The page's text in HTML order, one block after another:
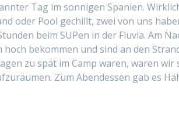
Tag im son­ni­gen Spanien.
oder Pool gechillt, zwei von uns
beim SUPen in der Flu­via. Am
bekom­men und sind an den
zu spät im Camp waren, waren wir
Zum Aben­dessen gab es